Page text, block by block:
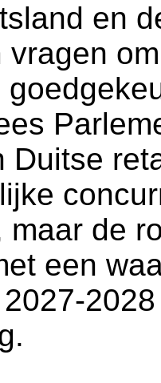
en
vragen
Duitse
maar de
een